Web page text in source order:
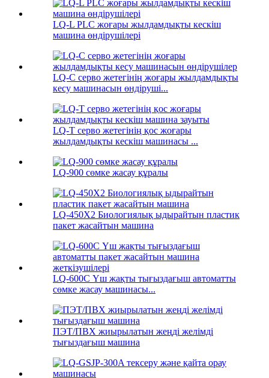
LQ-L PLC жоғары жылдамдықты кескіш
машина өндірушілері
LQ-C серво жетегінің жоғары жылдамдықты
кесу машинасын өндіруші...
LQ-T серво жетегінің қос жоғары
жылдамдықты кескіш машинасы ...
LQ-900 сөмке жасау құралы
LQ-450X2 Биологиялық ыдырайтын пластик
пакет жасайтын машина
LQ-600C Үш жақты тығыздағыш автоматты
сөмке жасау машинасы...
ПЭТ/ПВХ жиырылатын жеңді желімді
тығыздағыш машина